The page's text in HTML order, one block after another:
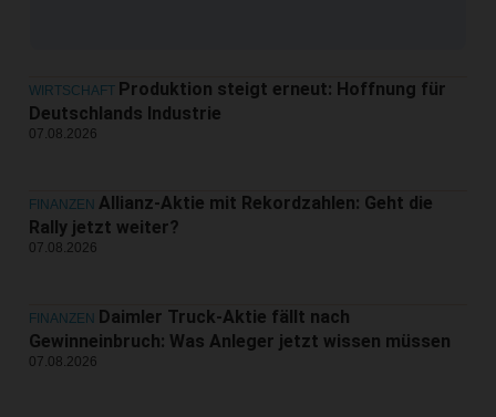
WIRTSCHAFT Produktion steigt erneut: Hoffnung für
Deutschlands Industrie
07.08.2026
FINANZEN Allianz-Aktie mit Rekordzahlen: Geht die
Rally jetzt weiter?
07.08.2026
FINANZEN
Daimler Truck-Aktie fällt nach
Gewinneinbruch: Was Anleger jetzt wissen müssen
07.08.2026